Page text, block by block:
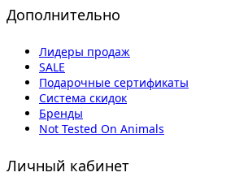
Дополнительно
Лидеры продаж
SALE
Подарочные сертификаты
Система скидок
Бренды
Not Tested On Animals
Личный кабинет